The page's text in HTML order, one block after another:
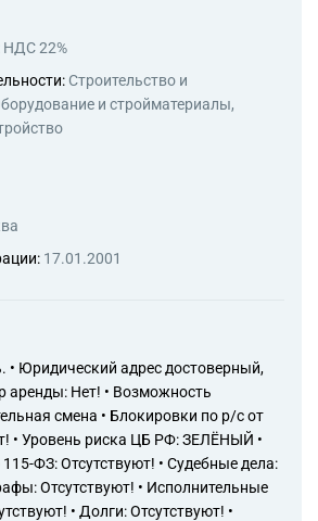
НДС 22%
Строительство и
и стройматериалы,
17.01.2001
• Юридический адрес достоверный,
аренды: Нет! • Возможность
смена • Блокировки по р/с от
• Уровень риска ЦБ РФ: ЗЕЛЁНЫЙ •
ФЗ: Отсутствуют! • Судебные дела:
Отсутствуют! • Исполнительные
• Долги: Отсутствуют! •